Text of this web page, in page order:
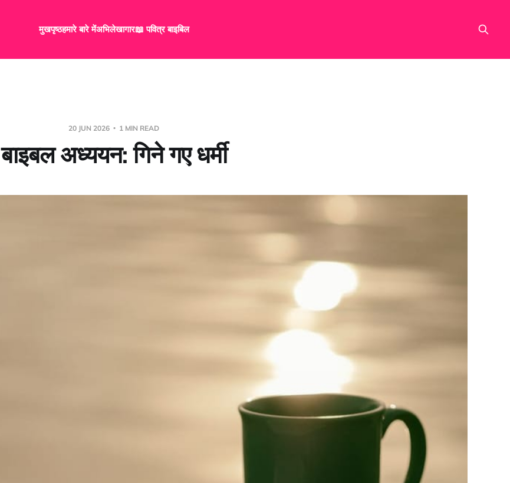
मुखपृष्ठहमारे बारे मेंअभिलेखागार📖 पवित्र बाइबिल
20 JUN 2026 1 MIN READ
बाइबल अध्ययन: गिने गए धर्मी